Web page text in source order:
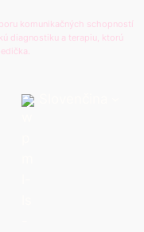
komunikačných schopností
diagnostiku a terapiu, ktorú